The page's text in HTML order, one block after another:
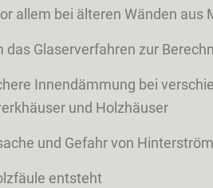
allem bei älteren Wänden
das Glaserverfahren zur
Innendämmung bei
und Holzhäuser
und Gefahr von
entsteht